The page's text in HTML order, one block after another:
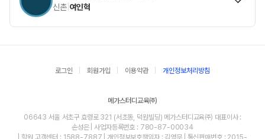
신촌| 여인혁
로그인 회원가입 이용약관 개인정보처리방침
메가스터디교육㈜
06643 서울 서초구 효령로 321 (서초동, 덕원빌딩) 메가스터디교육㈜ 대표이사 :
손성은 | 사업자등록번호 : 780-87-00034
| 학원 고객센터 : 1588-7887 | 개인정보보호책임자 : 김영무 | 통신판매번호 : 2015-